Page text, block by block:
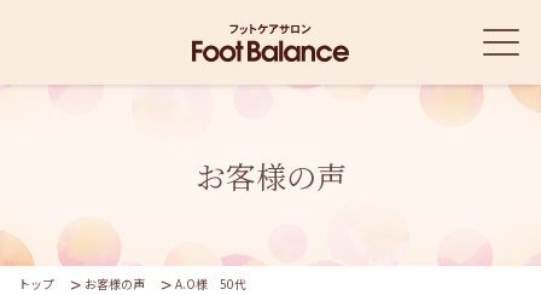
お客様の声
トップ お客様の声 A.O様 50代